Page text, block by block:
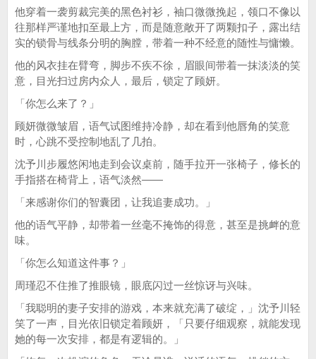
他穿着一袭剪裁完美的黑色衬衫，袖口微微挽起，领口不像以
往那样严谨地扣至最上方，而是随意敞开了两颗扣子，露出结
实的锁骨与线条分明的胸膛，带着一种不经意的随性与慵懒。
他的风衣挂在臂弯，脚步不疾不徐，眉眼间带着一抹淡淡的笑
意，目光扫过房内众人，最后，锁定了顾妍。
「你怎么来了？」
顾妍微微皱眉，语气试图维持冷静，却在看到他唇角的笑意
时，心跳不受控制地乱了几拍。
沈予川步履悠闲地走到会议桌前，随手拉开一张椅子，修长的
手指搭在椅背上，语气淡然——
「来感谢你们的智囊团，让我追妻成功。」
他的语气平静，却带着一丝毫不掩饰的得意，甚至是挑衅的意
味。
「你怎么知道这件事？」
周瑾忍不住推了推眼镜，眼底闪过一丝惊讶与兴味。
「我聪明的妻子安排的游戏，本来就充满了破绽，」沈予川轻
笑了一声，目光依旧锁定着顾妍，「只要仔细观察，就能发现
她的每一次安排，都是有逻辑的。」